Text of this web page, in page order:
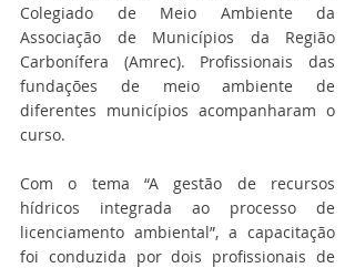
Colegiado de Meio Ambiente da
Associação de Municípios da Região
Carbonífera (Amrec). Profissionais das
fundações de meio ambiente de
diferentes municípios acompanharam o
curso.
Com o tema “A gestão de recursos
hídricos integrada ao processo de
licenciamento ambiental”, a capacitação
foi conduzida por dois profissionais de